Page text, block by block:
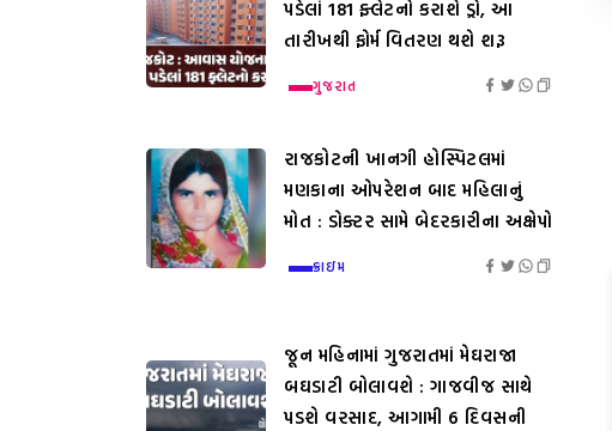
પડેલાં 181 ફ્લેટનો કરાશે ડ્રો, આ
તારીખથી ફોર્મ વિતરણ થશે શરૂ
ગુજરાત
રાજકોટની ખાનગી હોસ્પિટલમાં
મણકાના ઓપરેશન બાદ મહિલાનું
મોત : ડોક્ટર સામે બેદરકારીના અક્ષેપો
ક્રાઇમ
જૂન મહિનામાં ગુજરાતમાં મેઘરાજા
બઘડાટી બોલાવશે : ગાજવીજ સાથે
પડશે વરસાદ, આગામી 6 દિવસની